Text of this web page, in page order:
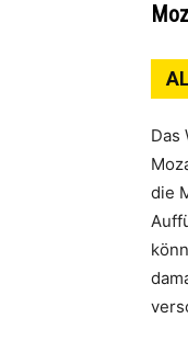
Das
die